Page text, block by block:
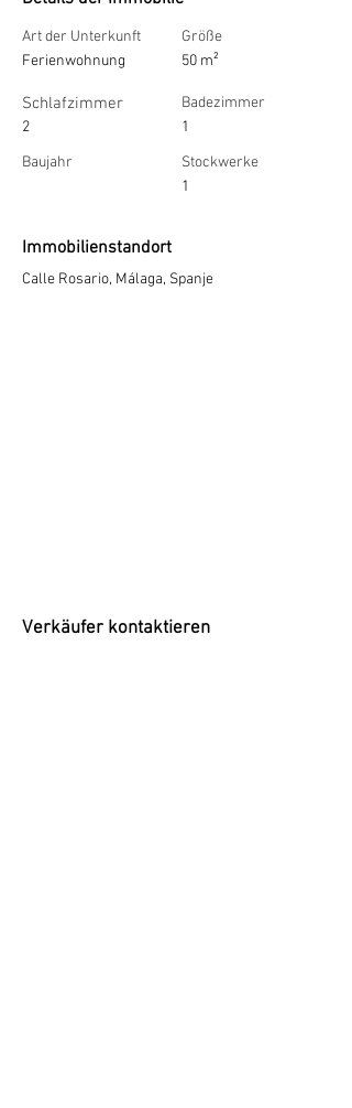
Art der Unterkunft
Ferienwohnung
Schlafzimmer
2
Baujahr
Größe
50 m²
Badezimmer
1
Stockwerke
1
Immobilienstandort
Calle Rosario, Málaga, Spanje
Verkäufer kontaktieren